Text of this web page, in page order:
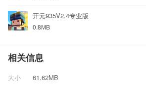
开元935V2.4专业版
0.8MB
相关信息
大小
61.62MB